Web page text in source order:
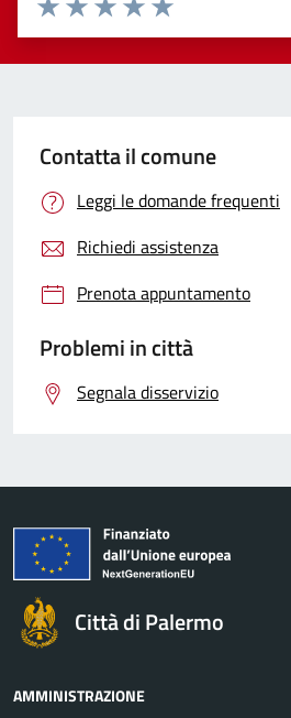
Valuta 5 stelle su 5
Valuta 4 stelle su 5
Valuta 3 stelle su 5
Valuta 2 stelle su 5
Valuta 1 stelle su 5
Contatta il comune
Leggi le domande frequenti
Richiedi assistenza
Prenota appuntamento
Problemi in città
Segnala disservizio
Città di Palermo
AMMINISTRAZIONE